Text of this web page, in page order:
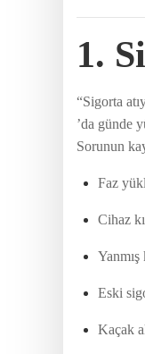
1.
“Sigorta
’da günde
Sorunun
Faz
Cihaz
Eski
Kaçak